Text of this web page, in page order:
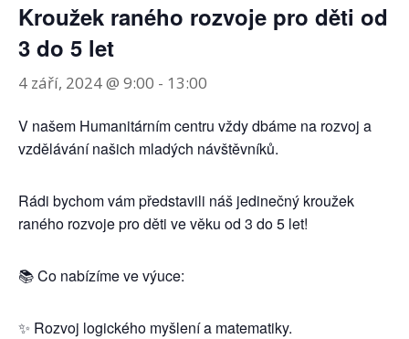
Kroužek raného rozvoje pro děti od
3 do 5 let
4 září, 2024 @ 9:00 - 13:00
V našem Humanitárním centru vždy dbáme na rozvoj a
vzdělávání našich mladých návštěvníků.
Rádi bychom vám představili náš jedinečný kroužek
raného rozvoje pro děti ve věku od 3 do 5 let!
📚 Co nabízíme ve výuce:
✨ Rozvoj logického myšlení a matematiky.